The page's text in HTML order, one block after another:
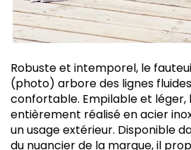
Robuste et intemporel, le
(photo) arbore des lignes
confortable. Empilable et léger,
entièrement réalisé en acier
un usage extérieur. Disponible
du nuancier de la marque, il